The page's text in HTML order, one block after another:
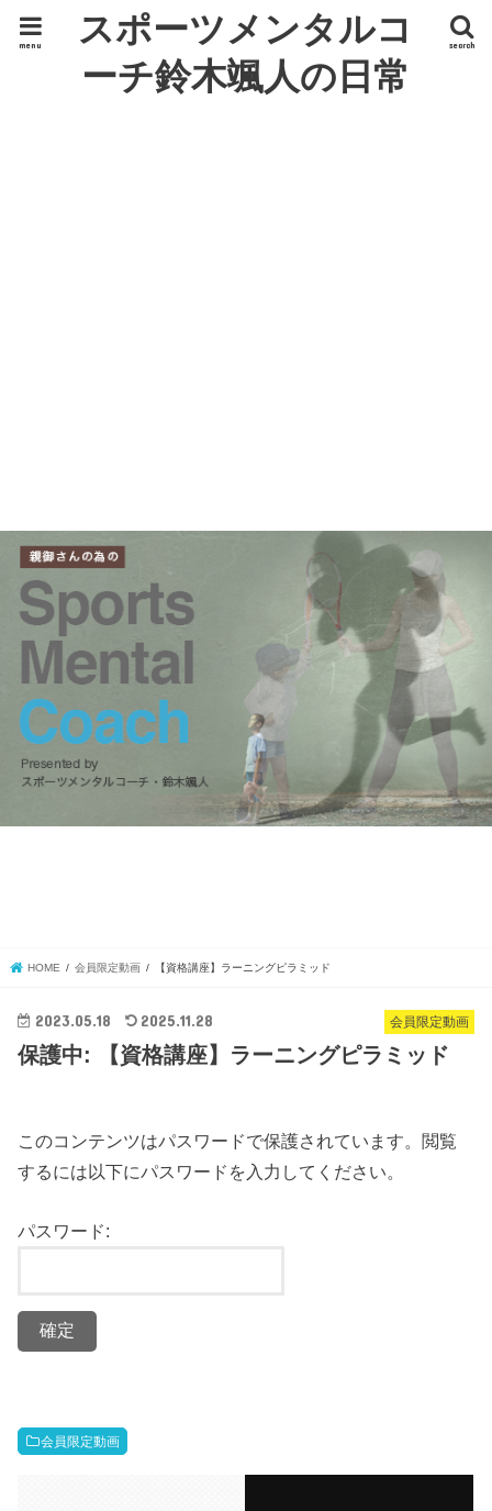
スポーツメンタルコ
ーチ鈴木颯人の日常
search
menu
HOME 会員限定動画 【資格講座】ラーニングピラミッド
会員限定動画
2023.05.18 2025.11.28
保護中: 【資格講座】ラーニングピラミッド
このコンテンツはパスワードで保護されています。閲覧
するには以下にパスワードを入力してください。
パスワード:
会員限定動画